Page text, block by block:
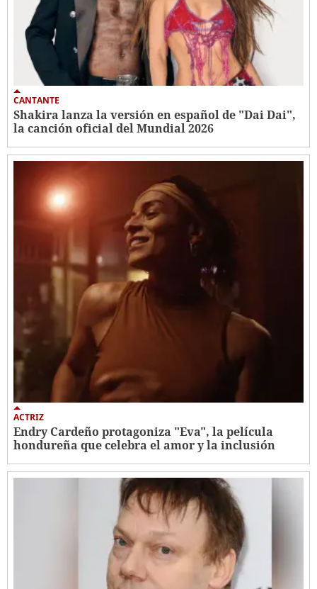
CANTANTE
Shakira lanza la versión en español de "Dai Dai",
la canción oficial del Mundial 2026
ACTRIZ
Endry Cardeño protagoniza "Eva", la película
hondureña que celebra el amor y la inclusión